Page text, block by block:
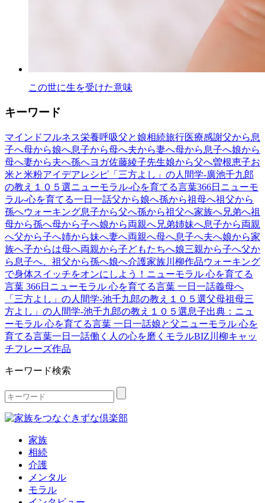
この世に生を受けた意味
キーワード
マインドフルネス栄養呼吸父と娘相続旅行医療感謝父から息
子へ母から娘へ息子から母へ夫から妻へ母から息子へ娘から
母へ妻から夫へ孫へヨガ佐藤綾子先生娘から父へ曽根恵子お
米と米粉アイデアレシピ 「三方よし」の人間学-廣池千九郎
の教え１０５選ニューモラル-心を育てる言葉366日 ニューモ
ラル-心を育てる一日一話父から娘へ孫から祖母へ祖父から
孫へウォーキング息子から父へ孫から祖父へ家族へ兄弟へ祖
母から孫へ母から子へ娘から両親へ兄弟姉妹へ息子から両親
へ父から子へ姉から妹へ妻へ両親へ母へ息子へ夫へ娘から家
族へ子からは母へ両親から子どもたちへ娘三親から子へ父か
ら息子へ、祖父から孫へ娘へ介護家族川柳作品ウォーキング
で身体スイッチをオンにしよう！ ニューモラル 心を育てる
言葉 366日 ニューモラル 心を育てる言葉 一日一話義母へ
「三方よし」の人間学-池千九郎の教え１０５選父母祖母三
方よし」の人間学-池千九郎の教え１０５選息子出典：ニュ
ーモラル 心を育てる言葉 一日一話娘と父ニューモラル 心を
育てる言葉一日一話働く人の心を磨くモラルBIZ 川柳キャッ
チフレーズ作品
キーワード検索
家族
相続
介護
メンタル
モラル